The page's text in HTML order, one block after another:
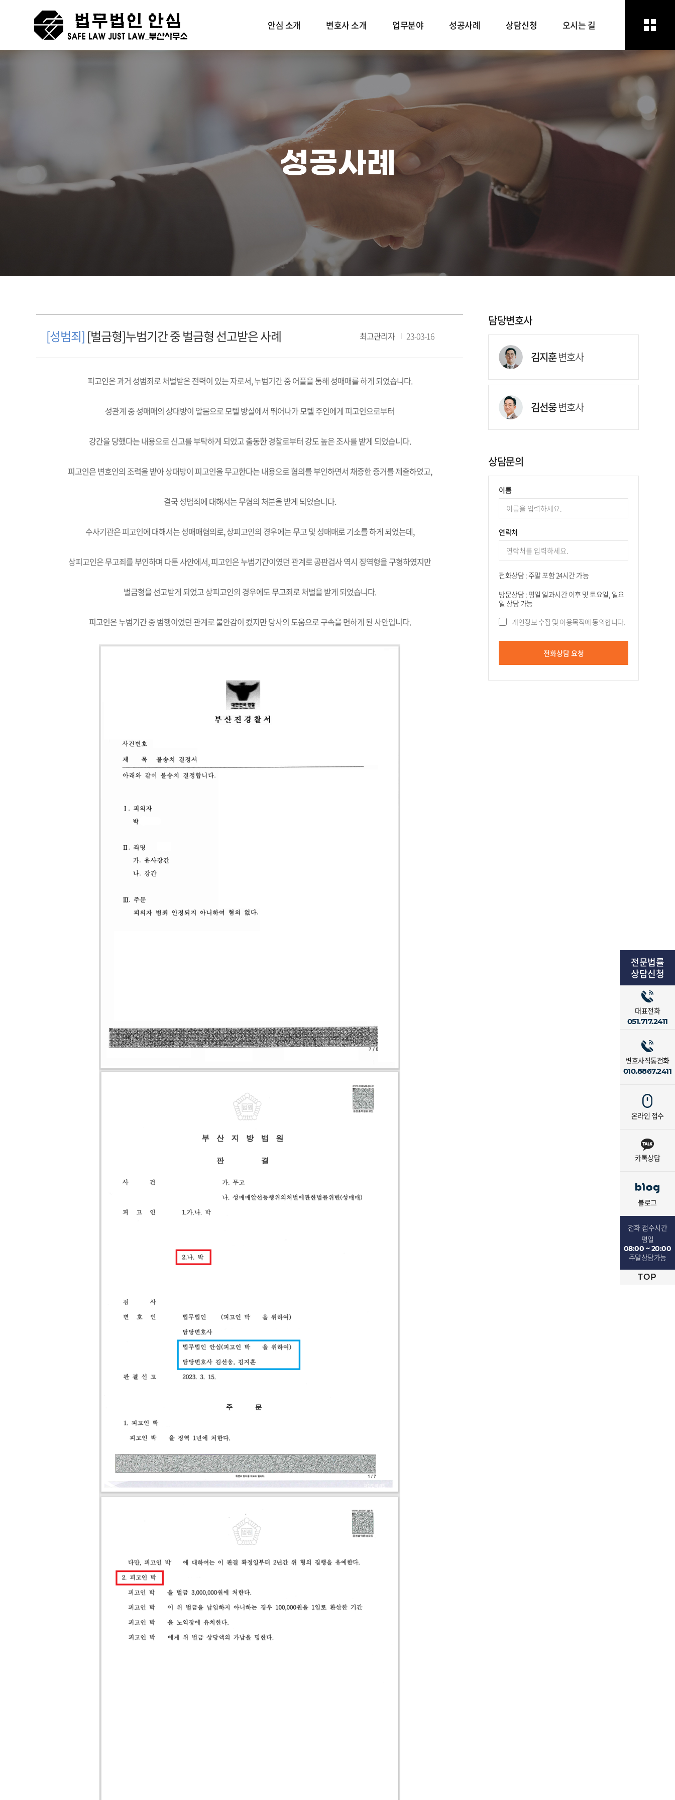
안심 소개 변호사 소개 업무분야
재산범죄
형사소송
보호프로그램
성공사례 상담신청 오시는 길
오시는 길
전문법률
상담신청
대표전화
051.717.2411
변호사직통전화
010.8867.2411
온라인 접수
카톡상담
블로그
전화 접수시간
평일
08:00 ~ 20:00
주말상담가능
TOP
성공사례
[성범죄][벌금형]누범기간 중 벌금형 선고받은 사례 최고관리자 23-03-16
피고인은 과거 성범죄로 처벌받은 전력이 있는 자로서, 누범기간 중 어플을 통해 성매매를 하게 되었습니다.
성관계 중 성매매의 상대방이 알몸으로 모텔 방실에서 뛰어나가 모텔 주인에게 피고인으로부터
강간을 당했다는 내용으로 신고를 부탁하게 되었고 출동한 경찰로부터 강도 높은 조사를 받게 되었습니다.
피고인은 변호인의 조력을 받아 상대방이 피고인을 무고한다는 내용으로 혐의를 부인하면서 채증한 증거를 제출하였고,
결국 성범죄에 대해서는 무혐의 처분을 받게 되었습니다.
수사기관은 피고인에 대해서는 성매매혐의로, 상피고인의 경우에는 무고 및 성매매로 기소를 하게 되었는데,
상피고인은 무고죄를 부인하며 다툰 사안에서, 피고인은 누범기간이였던 관계로 공판검사 역시 징역형을 구형하였지만
벌금형을 선고받게 되었고 상피고인의 경우에도 무고죄로 처벌을 받게 되었습니다.
피고인은 누범기간 중 범행이었던 관계로 불안감이 컸지만 당사의 도움으로 구속을 면하게 된 사안입니다.
담당변호사
김지훈변호사
김선웅변호사
상담문의
이름
연락처
전화상담 : 주말 포함 24시간 가능
방문상담 : 평일 일과시간 이후 및 토요일, 일요
일 상담 가능
개인정보 수집 및 이용목적에 동의합니다.
전화상담 요청